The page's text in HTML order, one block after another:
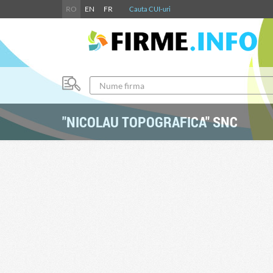
RO EN FR Cauta CUI-uri
"NICOLAU TOPOGRAFICA" SNC